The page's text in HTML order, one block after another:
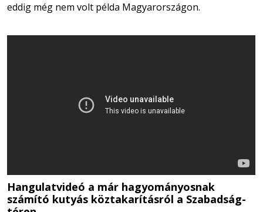
eddig még nem volt példa Magyarországon.
Hangulatvideó a már hagyományosnak
számító kutyás köztakarításról a Szabadság-